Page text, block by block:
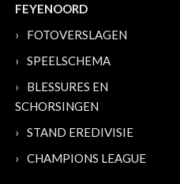
FEYENOORD
FOTOVERSLAGEN
SPEELSCHEMA
BLESSURES EN
SCHORSINGEN
STAND EREDIVISIE
CHAMPIONS LEAGUE